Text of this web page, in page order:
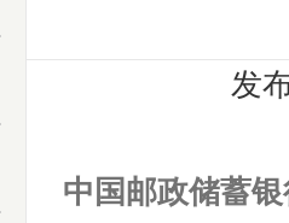
发
中国邮政储蓄